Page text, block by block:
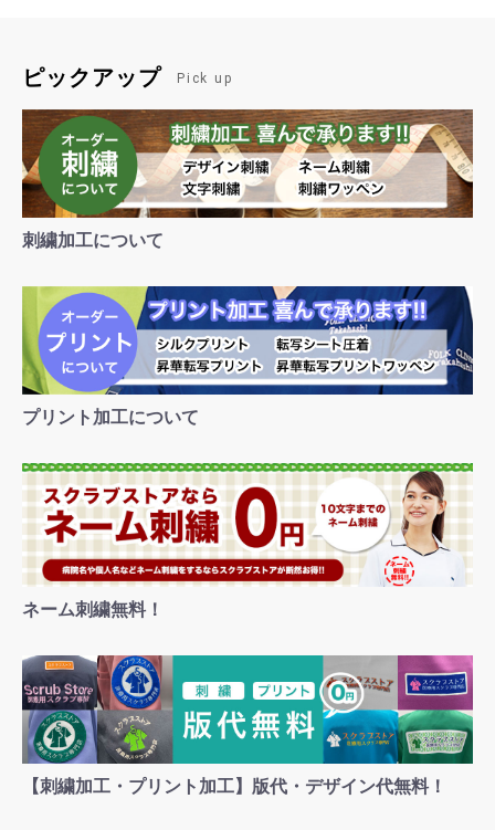
ピックアップ Pick up
刺繍加工について
プリント加工について
ネーム刺繍無料！
【刺繍加工・プリント加工】版代・デザイン代無料！